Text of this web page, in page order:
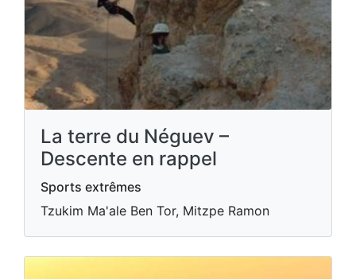
La terre du Néguev –
Descente en rappel
Sports extrêmes
Tzukim Ma'ale Ben Tor, Mitzpe Ramon